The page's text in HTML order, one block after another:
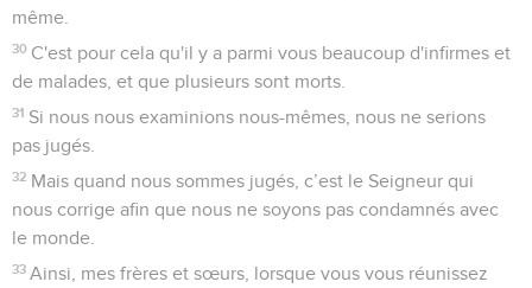
même.
30 C'est pour cela qu'il y a parmi vous beaucoup d'infirmes et
de malades, et que plusieurs sont morts.
31 Si nous nous examinions nous-mêmes, nous ne serions
pas jugés.
32 Mais quand nous sommes jugés, c’est le Seigneur qui
nous corrige afin que nous ne soyons pas condamnés avec
le monde.
33 Ainsi, mes frères et sœurs, lorsque vous vous réunissez